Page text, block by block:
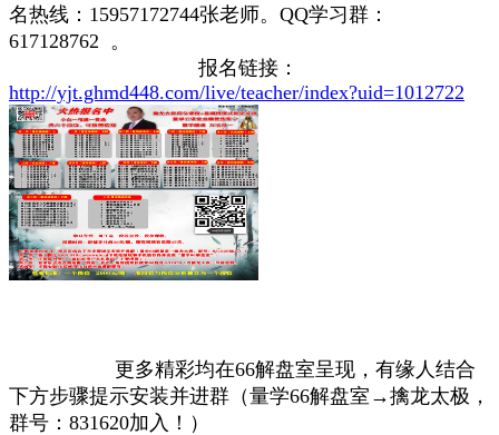
名热线：15957172744张老师。QQ学习群：
617128762 。
报名链接：
http://yjt.ghmd448.com/live/teacher/index?uid=1012722
更多精彩均在66解盘室呈现，有缘人结合
下方步骤提示安装并进群（量学66解盘室→擒龙太极，
群号：831620加入！）